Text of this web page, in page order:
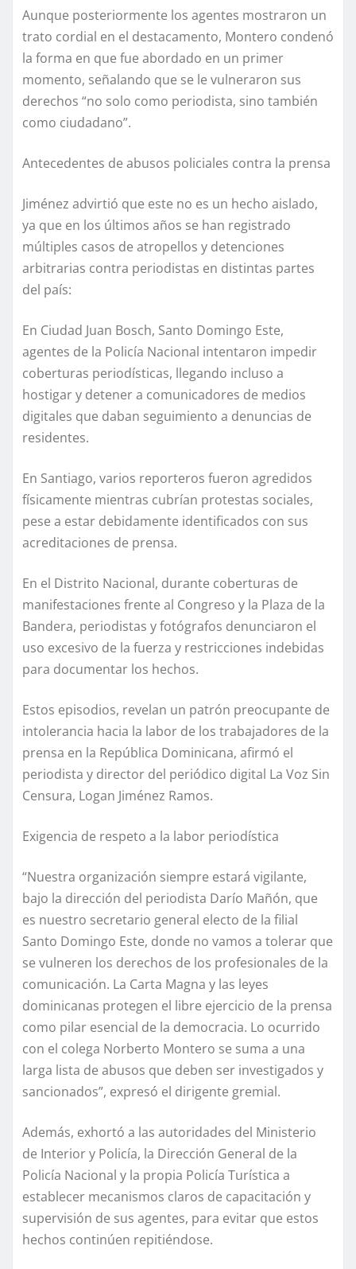
Aunque posteriormente los agentes mostraron un
trato cordial en el destacamento, Montero condenó
la forma en que fue abordado en un primer
momento, señalando que se le vulneraron sus
derechos “no solo como periodista, sino también
como ciudadano”.
Antecedentes de abusos policiales contra la prensa
Jiménez advirtió que este no es un hecho aislado,
ya que en los últimos años se han registrado
múltiples casos de atropellos y detenciones
arbitrarias contra periodistas en distintas partes
del país:
En Ciudad Juan Bosch, Santo Domingo Este,
agentes de la Policía Nacional intentaron impedir
coberturas periodísticas, llegando incluso a
hostigar y detener a comunicadores de medios
digitales que daban seguimiento a denuncias de
residentes.
En Santiago, varios reporteros fueron agredidos
físicamente mientras cubrían protestas sociales,
pese a estar debidamente identificados con sus
acreditaciones de prensa.
En el Distrito Nacional, durante coberturas de
manifestaciones frente al Congreso y la Plaza de la
Bandera, periodistas y fotógrafos denunciaron el
uso excesivo de la fuerza y restricciones indebidas
para documentar los hechos.
Estos episodios, revelan un patrón preocupante de
intolerancia hacia la labor de los trabajadores de la
prensa en la República Dominicana, afirmó el
periodista y director del periódico digital La Voz Sin
Censura, Logan Jiménez Ramos.
Exigencia de respeto a la labor periodística
“Nuestra organización siempre estará vigilante,
bajo la dirección del periodista Darío Mañón, que
es nuestro secretario general electo de la filial
Santo Domingo Este, donde no vamos a tolerar que
se vulneren los derechos de los profesionales de la
comunicación. La Carta Magna y las leyes
dominicanas protegen el libre ejercicio de la prensa
como pilar esencial de la democracia. Lo ocurrido
con el colega Norberto Montero se suma a una
larga lista de abusos que deben ser investigados y
sancionados”, expresó el dirigente gremial.
Además, exhortó a las autoridades del Ministerio
de Interior y Policía, la Dirección General de la
Policía Nacional y la propia Policía Turística a
establecer mecanismos claros de capacitación y
supervisión de sus agentes, para evitar que estos
hechos continúen repitiéndose.